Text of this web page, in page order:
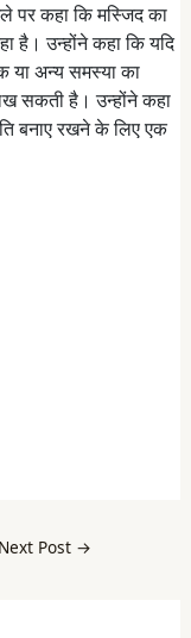
पर कहा कि मस्जिद का
है। उन्होंने कहा कि यदि
या अन्य समस्या का
सकती है। उन्होंने कहा
बनाए रखने के लिए एक
Next Post →